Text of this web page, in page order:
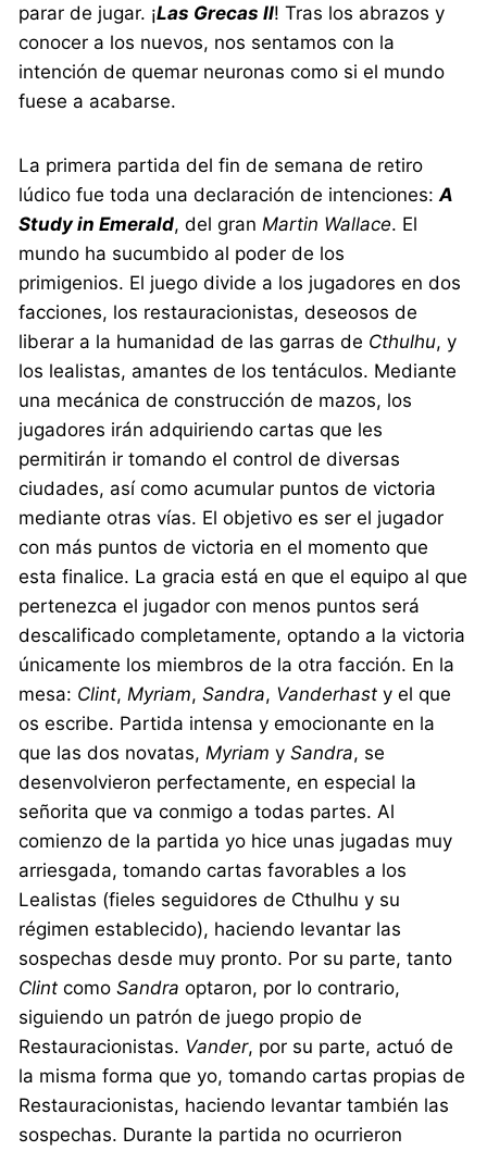
parar de jugar. ¡Las Grecas II! Tras los abrazos y
conocer a los nuevos, nos sentamos con la
intención de quemar neuronas como si el mundo
fuese a acabarse.
La primera partida del fin de semana de retiro
lúdico fue toda una declaración de intenciones:A
Study in Emerald, del gran Martin Wallace. El
mundo ha sucumbido al poder de los
primigenios. El juego divide a los jugadores en dos
facciones, los restauracionistas, deseosos de
liberar a la humanidad de las garras de Cthulhu, y
los lealistas, amantes de los tentáculos. Mediante
una mecánica de construcción de mazos, los
jugadores irán adquiriendo cartas que les
permitirán ir tomando el control de diversas
ciudades, así como acumular puntos de victoria
mediante otras vías. El objetivo es ser el jugador
con más puntos de victoria en el momento que
esta finalice. La gracia está en que el equipo al que
pertenezca el jugador con menos puntos será
descalificado completamente, optando a la victoria
únicamente los miembros de la otra facción. En la
mesa: Clint, Myriam,Sandra, Vanderhast y el que
os escribe. Partida intensa y emocionante en la
que las dos novatas, Myriam ySandra, se
desenvolvieron perfectamente, en especial la
señorita que va conmigo a todas partes. Al
comienzo de la partida yo hice unas jugadas muy
arriesgada, tomando cartas favorables a los
Lealistas (fieles seguidores de Cthulhu y su
régimen establecido), haciendo levantar las
sospechas desde muy pronto. Por su parte, tanto
Clint comoSandra optaron, por lo contrario,
siguiendo un patrón de juego propio de
Restauracionistas. Vander, por su parte, actuó de
la misma forma que yo, tomando cartas propias de
Restauracionistas, haciendo levantar también las
sospechas. Durante la partida no ocurrieron